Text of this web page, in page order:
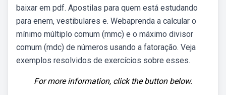
baixar em pdf. Apostilas para quem está estudando
para enem, vestibulares e. Webaprenda a calcular o
mínimo múltiplo comum (mmc) e o máximo divisor
comum (mdc) de números usando a fatoração. Veja
exemplos resolvidos de exercícios sobre esses.
For more information, click the button below.